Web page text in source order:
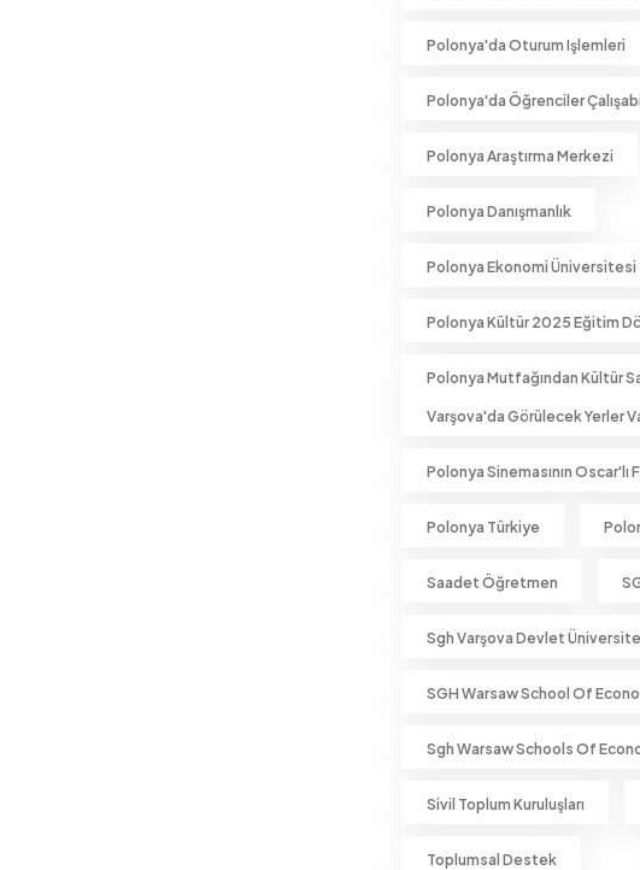
Polonya'da Oturum Işlemleri
Polonya'da Öğrenciler
Polonya Araştırma Merkezi
Polonya Danışmanlık
Polonya Ekonomi Üniversitesi
Polonya Kültür 2025 Eğitim
Polonya Mutfağından Kültür
Varşova'da Görülecek Yerler
Polonya Sinemasının Oscar'lı
Polonya Türkiye
Saadet Öğretmen
Sgh Varşova Devlet
SGH Warsaw School Of
Sgh Warsaw Schools Of
Sivil Toplum Kuruluşları
Toplumsal Destek